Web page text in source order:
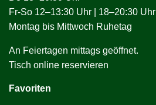
Fr-So 12–13:30 Uhr | 18–20:30 Uhr
Montag bis Mittwoch Ruhetag
An Feiertagen mittags geöffnet.
Tisch online reservieren
Favoriten